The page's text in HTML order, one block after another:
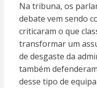
Na tribuna, os
debate vem sendo
criticaram o que
transformar um
de desgaste da
também
desse tipo de